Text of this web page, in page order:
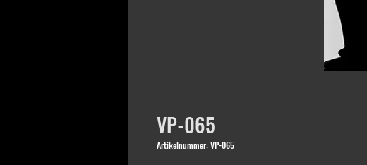
VP-065
Artikelnummer: VP-065